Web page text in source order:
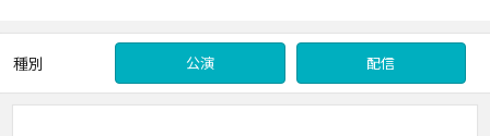
種別 公演 配信